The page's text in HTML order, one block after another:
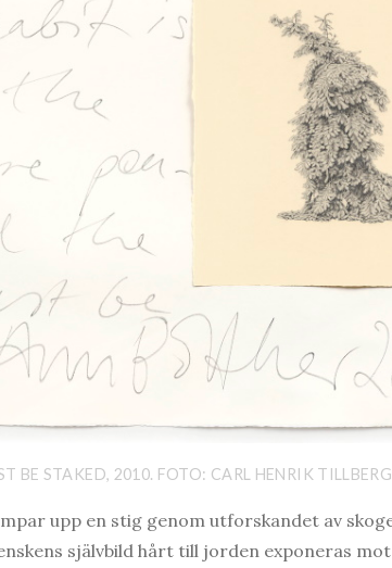
BE STAKED, 2010. FOTO: CARL HENRIK TILLBERG
upp en stig genom utforskandet av
självbild hårt till jorden exponeras